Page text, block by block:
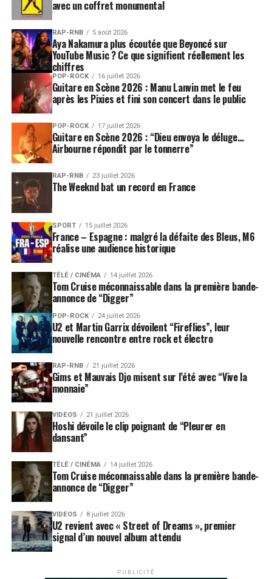
avec un coffret monumental
RAP-RNB 5 août 2026
Aya Nakamura plus écoutée que Beyoncé sur
YouTube Music ? Ce que signifient réellement les
chiffres
POP-ROCK 16 juillet 2026
Guitare en Scène 2026 : Manu Lanvin met le feu
après les Pixies et fini son concert dans le public
POP-ROCK 17 juillet 2026
Guitare en Scène 2026 : “Dieu envoya le déluge…
Airbourne répondit par le tonnerre”
RAP-RNB 23 juillet 2026
The Weeknd bat un record en France
SPORT 15 juillet 2026
France – Espagne : malgré la défaite des Bleus, M6
réalise une audience historique
TÉLÉ / CINÉMA 14 juillet 2026
Tom Cruise méconnaissable dans la première bande-
annonce de “Digger”
POP-ROCK 24 juillet 2026
U2 et Martin Garrix dévoilent “Fireflies”, leur
nouvelle rencontre entre rock et électro
RAP-RNB 21 juillet 2026
Gims et Mauvais Djo misent sur l’été avec “Vive la
monnaie”
VIDEOS 21 juillet 2026
Hoshi dévoile le clip poignant de “Pleurer en
dansant”
TÉLÉ / CINÉMA 14 juillet 2026
Tom Cruise méconnaissable dans la première bande-
annonce de “Digger”
VIDEOS 8 juillet 2026
U2 revient avec « Street of Dreams », premier
signal d’un nouvel album attendu
PUBLICITÉ